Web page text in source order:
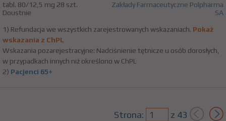
tabl. 80/12,5 mg 28 szt.
Doustnie
Zakłady Farmaceutyczne Polpharma
SA
1) Refundacja we wszystkich zarejestrowanych wskazaniach. Pokaż
wskazania z ChPL
Wskazania pozarejestracyjne: Nadciśnienie tętnicze u osób dorosłych,
w przypadkach innych niż określono w ChPL
2) Pacjenci 65+
Strona: z 43